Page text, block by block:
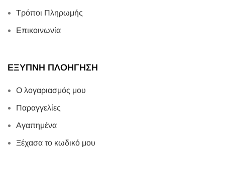
Τρόποι Πληρωμής
Επικοινωνία
ΕΞΥΠΝΗ ΠΛΟΗΓΗΣΗ
Ο λογαριασμός μου
Παραγγελίες
Αγαπημένα
Ξέχασα το κωδικό μου